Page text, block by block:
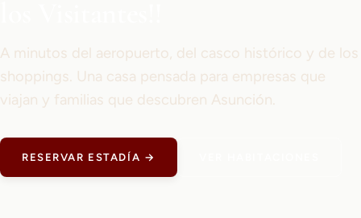
A minutos del aeropuerto, del casco histórico y de los
shoppings. Una casa pensada para empresas que
viajan y familias que descubren Asunción.
RESERVAR ESTADÍA →